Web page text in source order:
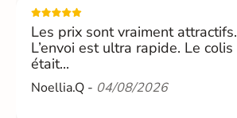
Les prix sont vraiment attractifs.
L’envoi est ultra rapide. Le colis
était...
Noellia.Q - 04/08/2026